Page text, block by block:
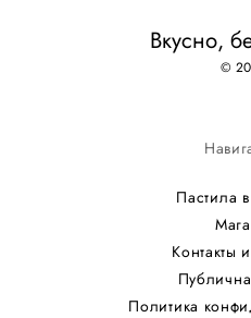
Вкусно,
©
Пастила
Контакты
Политика